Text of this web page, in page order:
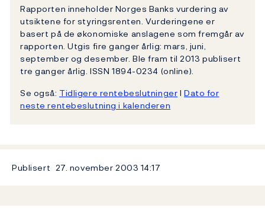
Rapporten inneholder Norges Banks vurdering av
utsiktene for styringsrenten. Vurderingene er
basert på de økonomiske anslagene som fremgår av
rapporten. Utgis fire ganger årlig: mars, juni,
september og desember. Ble fram til 2013 publisert
tre ganger årlig. ISSN 1894-0234 (online).
Se også: Tidligere rentebeslutningerl Dato for
neste rentebeslutning i kalenderen
Publisert 27. november 2003 14:17